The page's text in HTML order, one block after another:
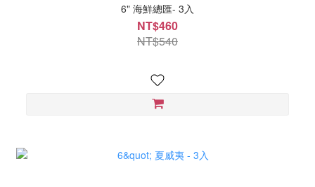
6" 海鮮總匯- 3入
NT$460
NT$540